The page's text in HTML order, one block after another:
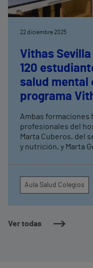
Ver todas
22 diciembre 2025
Vithas
120
salud mental
programa
Colegios
Ambas formaciones
profesionales del
Marta Cuberos, del
y nutrición, y Marta
Aula Salud Colegios